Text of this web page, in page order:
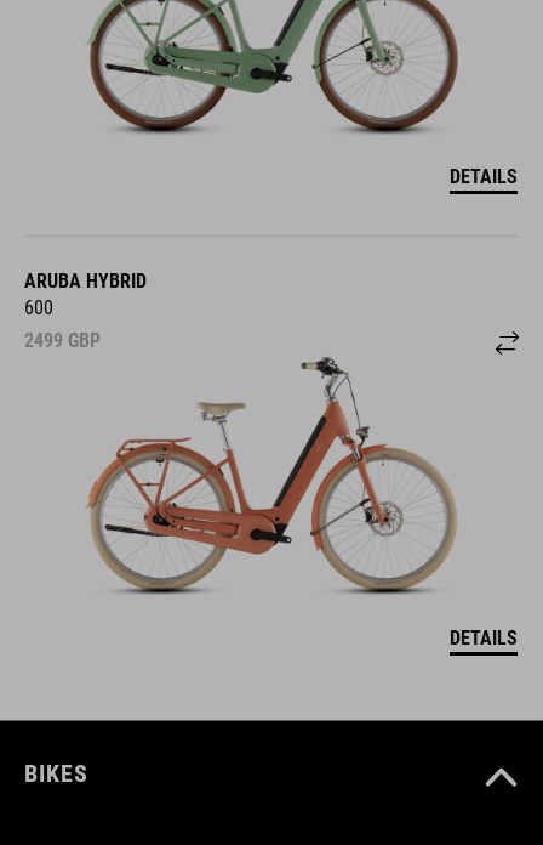
DETAILS
ARUBA HYBRID
600
2499 GBP
DETAILS
BIKES